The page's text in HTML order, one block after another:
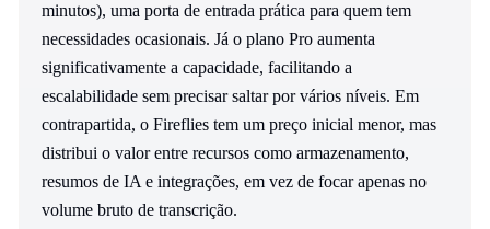
minutos), uma porta de entrada prática para quem tem
necessidades ocasionais. Já o plano Pro aumenta
significativamente a capacidade, facilitando a
escalabilidade sem precisar saltar por vários níveis. Em
contrapartida, o Fireflies tem um preço inicial menor, mas
distribui o valor entre recursos como armazenamento,
resumos de IA e integrações, em vez de focar apenas no
volume bruto de transcrição.